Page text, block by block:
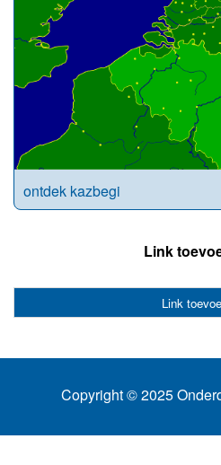
ontdek kazbegi
Link
Link
Copyright © 2025